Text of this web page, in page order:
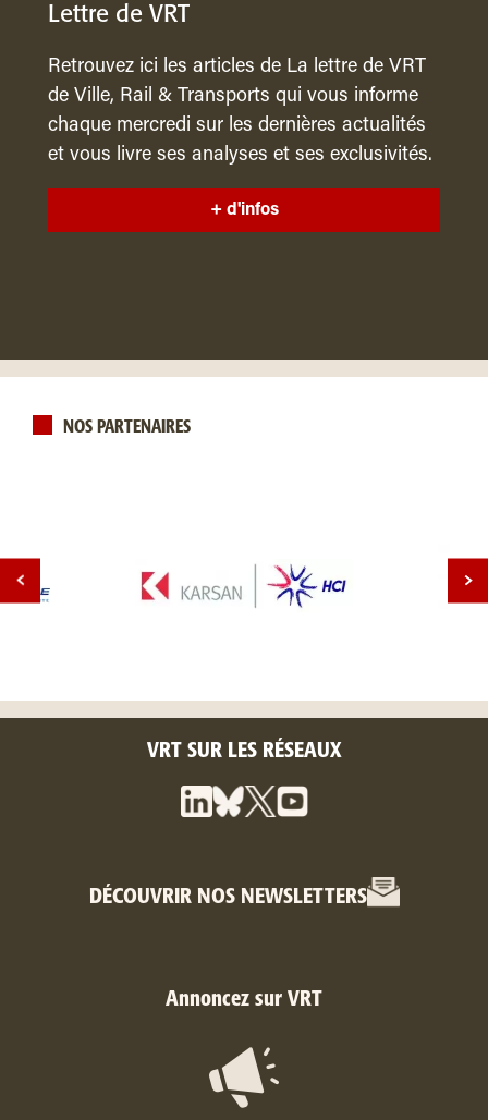
Lettre de VRT
Retrouvez ici les articles de La lettre de VRT
de Ville, Rail & Transports qui vous informe
chaque mercredi sur les dernières actualités
et vous livre ses analyses et ses exclusivités.
+ d'infos
NOS PARTENAIRES
VRT SUR LES RÉSEAUX
DÉCOUVRIR NOS NEWSLETTERS
Annoncez sur VRT